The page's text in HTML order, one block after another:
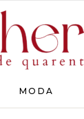
MODA